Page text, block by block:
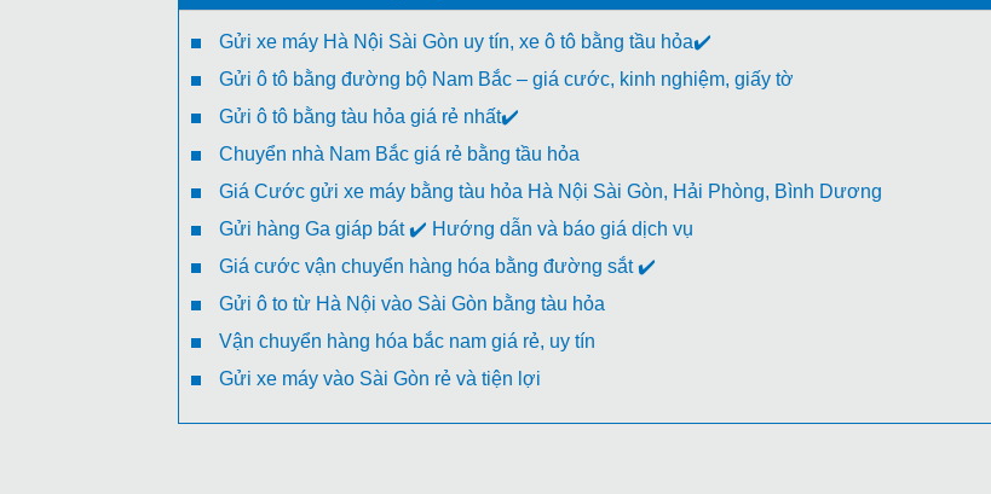
Gửi xe máy Hà Nội Sài Gòn uy tín, xe ô tô bằng tầu hỏa✔️
Gửi ô tô bằng đường bộ Nam Bắc – giá cước, kinh nghiệm, giấy tờ
Gửi ô tô bằng tàu hỏa giá rẻ nhất✔️
Chuyển nhà Nam Bắc giá rẻ bằng tầu hỏa
Giá Cước gửi xe máy bằng tàu hỏa Hà Nội Sài Gòn, Hải Phòng, Bình Dương
Gửi hàng Ga giáp bát ✔️ Hướng dẫn và báo giá dịch vụ
Giá cước vận chuyển hàng hóa bằng đường sắt ✔️
Gửi ô to từ Hà Nội vào Sài Gòn bằng tàu hỏa
Vận chuyển hàng hóa bắc nam giá rẻ, uy tín
Gửi xe máy vào Sài Gòn rẻ và tiện lợi